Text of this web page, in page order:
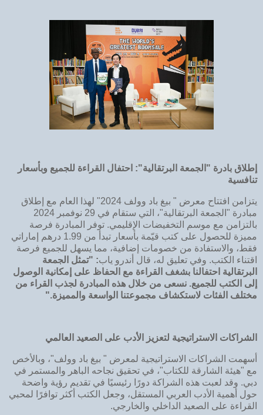
إطلاق بادرة "الجمعة البرتقالية": احتفال القراءة للجميع وبأسعار
تنافسية
يتزامن افتتاح معرض " بيغ باد وولف 2024" لهذا العام مع إطلاق
مبادرة "الجمعة البرتقالية"، التي ستقام في 29 نوفمبر 2024
بالتزامن مع موسم التخفيضات الإقليمي. توفر المبادرة فرصة
مميزة للحصول على كتب قيّمة بأسعار تبدأ من 1.99 درهم إماراتي
فقط، والاستفادة من خصومات إضافية، مما يسهل للجميع فرصة
اقتناء الكتب. وفي تعليق له، قال أندرو ياب: "تمثل الجمعة
البرتقالية احتفالنا بشغف القراءة مع الحفاظ على إمكانية الوصول
إلى الكتب للجميع. نسعى من خلال هذه المبادرة لجذب القراء من
مختلف الفئات لاستكشاف مجموعتنا الواسعة والمميزة."
الشراكات الاستراتيجية لتعزيز الأدب على الصعيد العالمي
أسهمت الشراكات الاستراتيجية لمعرض " بيغ باد وولف"، وبالأخص
مع "هيئة الشارقة للكتاب"، في تحقيق نجاحه الباهر والمستمر في
دبي. وقد لعبت هذه الشراكة دورًا رئيسيًا في تقديم رؤية واضحة
حول أهمية الأدب العربي المستقل، وجعل الكتب أكثر توافرًا لمحبي
القراءة على الصعيد الداخلي والخارجي.